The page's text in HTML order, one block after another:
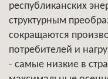
республиканских
структурным
сокращаются
потребителей и
- самые низкие в